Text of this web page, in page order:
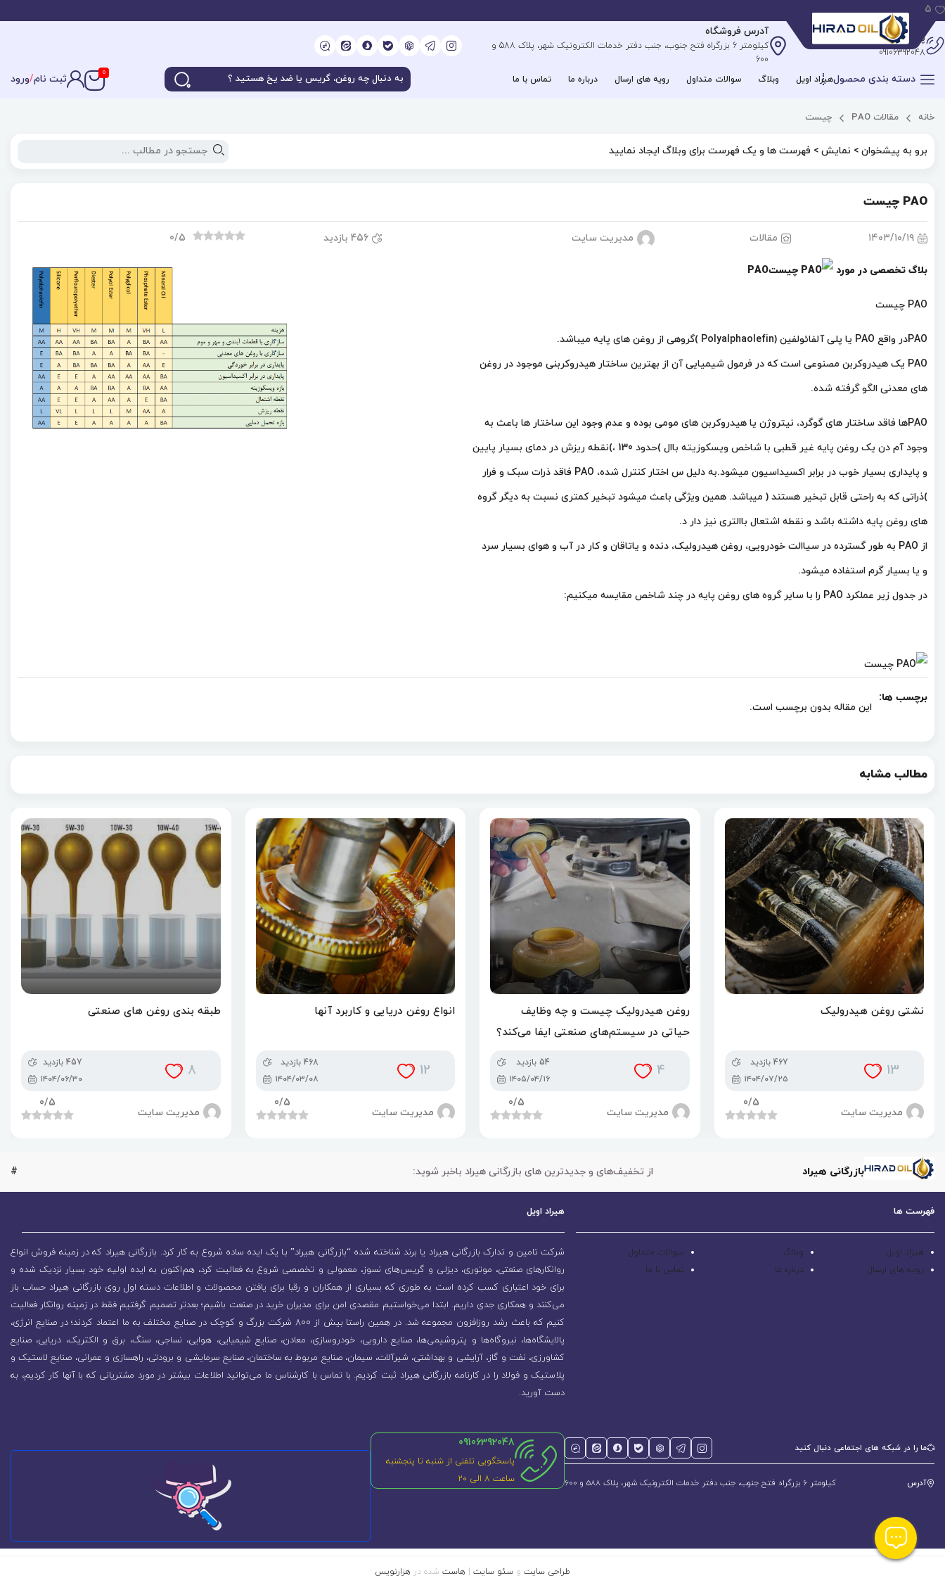
پشتیبانی آنلاین
09106392048
آدرس فروشگاه
کیلومتر 6 بزرگراه فتح جنوب، جنب دفتر خدمات الکترونیک شهر، پلاک 588 و
600
دسته بندی محصولهیراد اویل وبلاگ سوالات متداول رویه های ارسال درباره ما تماس با ما
0 ثبت نام/ورود
خانه مقالات PAO چیست
برو به پیشخوان > نمایش > فهرست ها و یک فهرست برای وبلاگ ایجاد نمایید
PAO چیست
۱۴۰۳/۱۰/۱۹ مقالات مدیریت سایت
5
456 بازدید 0/5
بلاگ تخصصی در مورد PAO
PAO چیست
PAOدر واقع PAO یا پلی آلفائولفین (Polyalphaolefin )گروهی از روغن های پایه میباشد.
PAO یک هیدروکربن مصنوعی است که در فرمول شیمیایی آن از بهترین ساختار هیدروکربنی موجود در روغن
های معدنی الگو گرفته شده.
PAOها فاقد ساختار های گوگرد، نیتروژن یا هیدروکربن های مومی بوده و عدم وجود این ساختار ها باعث به
وجود آم دن یک روغن پایه غیر قطبی با شاخص ویسکوزیته باال )حدود 130 ،)نقطه ریزش در دمای بسیار پایین
و پایداری بسیار خوب در برابر اکسیداسیون میشود.به دلیل س اختار کنترل شده، PAO فاقد ذرات سبک و فرار
)ذراتی که به راحتی قابل تبخیر هستند ( میباشد. همین ویژگی باعث میشود تبخیر کمتری نسبت به دیگر گروه
های روغن پایه داشته باشد و نقطه اشتعال باالتری نیز دار د.
از PAO به طور گسترده در سیاالت خودرویی، روغن هیدرولیک، دنده و یاتاقان و کار در آب و هوای بسیار سرد
و یا بسیار گرم استفاده میشود.
در جدول زیر عملکرد PAO را با سایر گروه های روغن پایه در چند شاخص مقایسه میکنیم:
برچسب ها:
این مقاله بدون برچسب است.
مطالب مشابه
نشتی روغن هیدرولیک
13
467 بازدید
۱۴۰۴/۰۷/۲۵
مدیریت سایت
0/5
روغن هیدرولیک چیست و چه وظایف
حیاتی در سیستم‌های صنعتی ایفا می‌کند؟
4
54 بازدید
۱۴۰۵/۰۴/۱۶
مدیریت سایت
0/5
انواع روغن دریایی و کاربرد آنها
12
468 بازدید
۱۴۰۴/۰۳/۰۸
مدیریت سایت
0/5
طبقه بندی روغن های صنعتی
8
457 بازدید
۱۴۰۴/۰۶/۳۰
مدیریت سایت
0/5
بازرگانی هیراد از تخفیف‌های و جدیدترین های بازرگانی هیراد باخبر شوید: #
فهرست ها
هیراد اویل وبلاگ
سوالات متداول
رویه های ارسال
درباره ما تماس با ما
هیراد اویل
شرکت تامین و تدارک بازرگانی هیراد یا برند شناخته شده “بازرگانی هیراد” بـا یک ایده ساده شروع به کار کرد. بازرگانی هیراد که در زمینه فروش انواع
روانکارهای صنعتی، موتوری، دیزلی و گریس‌های نسوز، معمولی و تخصصی شروع به فعالیت کرد، هم‌اکنون به ایده اولیه خود بسیار نزدیک شده و
برای خود اعتباری کسب کرده است به طوری که بسیاری از همکاران و رقبا برای یافتن محصولات و اطلاعات دسته اول روی بازرگانی هیراد حساب باز
می‌کنند و همکاری جدی داریم. ابتدا می‌خواستیم مقصدی امن برای مدیران خرید در صنعت باشیم؛ بعدتر تصمیم گرفتیم فقط در زمینه روانکار فعالیت
کنیم که باعث رشد روزافزون مجموعه شد. در همین راستا بیش از 800 شرکت بزرگ و کوچک در صنایع مختلف به ما اعتماد کردند؛ در صنایع انرژی،
پالایشگاه‌ها، نیروگاه‌ها و پتروشیمی‌ها، صنایع دارویی، خودروسازی، معادن، صنایع شیمیایی، هوایی، نساجی، سنگ، برق و الکتریک، دریایی، صنایع
کشاورزی، نفت و گاز، آرایشی و بهداشتی، شیرآلات، سیمان، صنایع مربوط به ساختمان، صنایع سرمایشی و برودتی، راهسازی و عمرانی، صنایع لاستیک و
پلاستیک و فولاد را در کارنامه بازرگانی هیراد ثبت کردیم. با تماس با کارشناس ما می‌توانید اطلاعات بیشتر در مورد مشتریانی که با آنها کار کردیم، به
دست آورید.
ما را در شبکه های اجتماعی دنبال کنید
آدرس کیلومتر 6 بزرگراه فتح جنوب، جنب دفتر خدمات الکترونیک شهر، پلاک 588 و 600
09106392048
پاسخگویی تلفنی از شنبه تا پنجشنبه
ساعت 8 الی ۲۰
طراحی سایت و سئو سایت هاست شده در هزارنویس